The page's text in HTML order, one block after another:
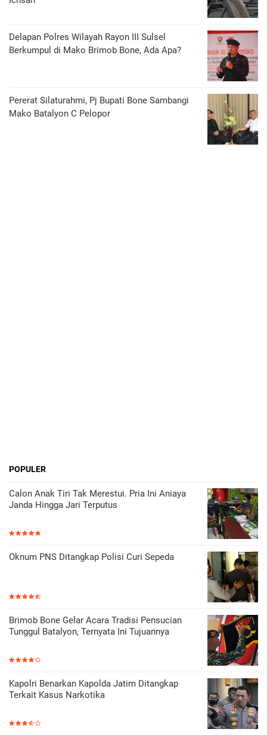
Delapan Polres Wilayah Rayon III Sulsel
Berkumpul di Mako Brimob Bone, Ada Apa?
Pererat Silaturahmi, Pj Bupati Bone Sambangi
Mako Batalyon C Pelopor
POPULER
Calon Anak Tiri Tak Merestui. Pria Ini Aniaya
Janda Hingga Jari Terputus
Oknum PNS Ditangkap Polisi Curi Sepeda
Brimob Bone Gelar Acara Tradisi Pensucian
Tunggul Batalyon, Ternyata Ini Tujuannya
Kapolri Benarkan Kapolda Jatim Ditangkap
Terkait Kasus Narkotika